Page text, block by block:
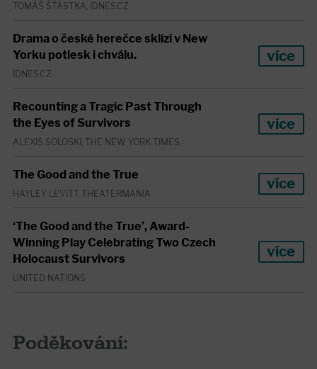
TOMÁŠ ŠŤÁSTKA, IDNES.CZ
Drama o české herečce sklízí v New
Yorku potlesk i chválu.
IDNES.CZ
více
Recounting a Tragic Past Through
the Eyes of Survivors
ALEXIS SOLOSKI, THE NEW YORK TIMES
více
The Good and the True
HAYLEY LEVITT, THEATERMANIA
více
‘The Good and the True’, Award-
Winning Play Celebrating Two Czech
Holocaust Survivors
UNITED NATIONS
více
Poděkování: